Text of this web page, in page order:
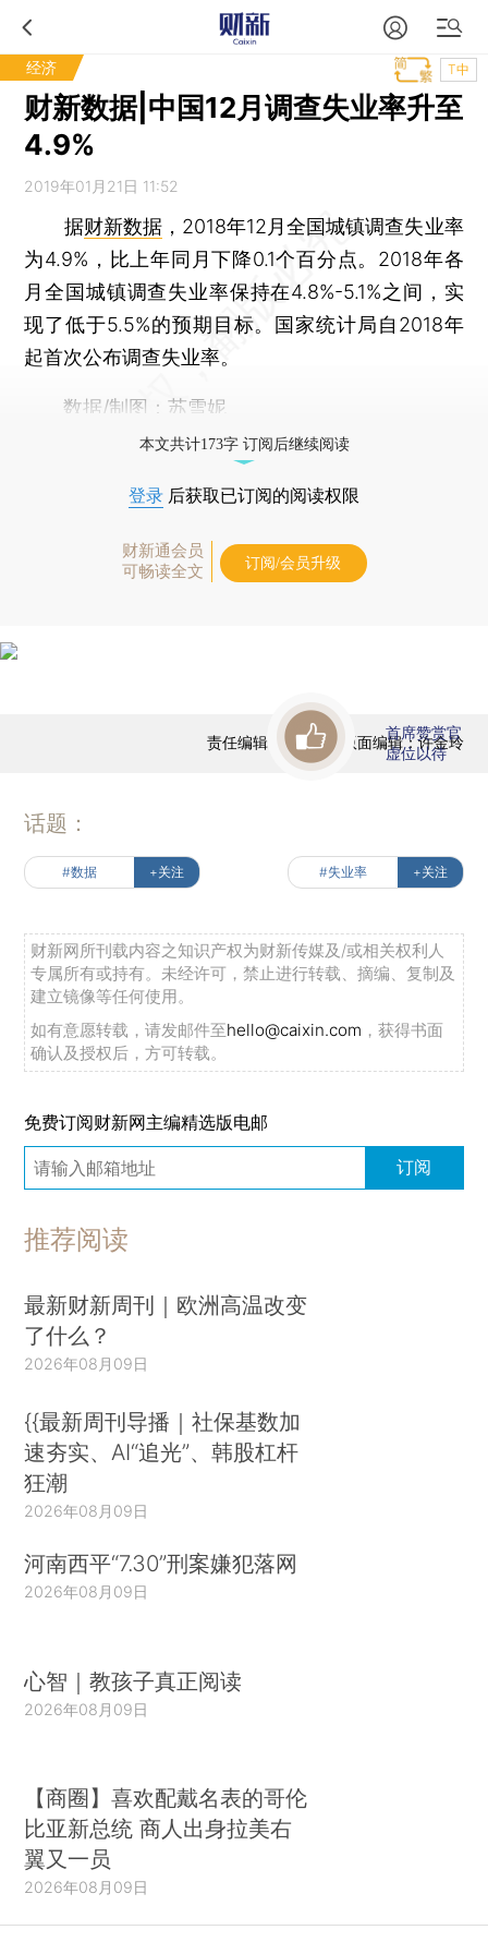
经济 T中
财新数据|中国12月调查失业率升至
4.9%
2019年01月21日 11:52
据财新数据，2018年12月全国城镇调查失业率
为4.9%，比上年同月下降0.1个百分点。2018年各
月全国城镇调查失业率保持在4.8%-5.1%之间，实
现了低于5.5%的预期目标。国家统计局自2018年
起首次公布调查失业率。
数据/制图：苏雪妮
本文共计173字 订阅后继续阅读
登录 后获取已订阅的阅读权限
财新通会员
可畅读全文
订阅/会员升级
责任编辑：田铁军 | 版面编辑：许金玲
首席赞赏官
虚位以待
话题：
#数据 +关注 #失业率 +关注
财新网所刊载内容之知识产权为财新传媒及/或相关权利人
专属所有或持有。未经许可，禁止进行转载、摘编、复制及
建立镜像等任何使用。
如有意愿转载，请发邮件至hello@caixin.com ，获得书面
确认及授权后，方可转载。
免费订阅财新网主编精选版电邮
订阅
推荐阅读
最新财新周刊｜欧洲高温改变
了什么？
2026年08月09日
{{最新周刊导播｜社保基数加
速夯实、AI“追光”、韩股杠杆
狂潮
2026年08月09日
河南西平“7.30”刑案嫌犯落网
2026年08月09日
心智｜教孩子真正阅读
2026年08月09日
【商圈】喜欢配戴名表的哥伦
比亚新总统 商人出身拉美右
翼又一员
2026年08月09日